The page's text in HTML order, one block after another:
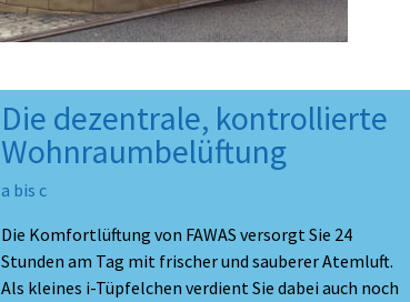
Die dezentrale, kontrollierte
Wohnraumbelüftung
a bis c
Die Komfortlüftung von FAWAS versorgt Sie 24
Stunden am Tag mit frischer und sauberer Atemluft.
Als kleines i-Tüpfelchen verdient Sie dabei auch noch